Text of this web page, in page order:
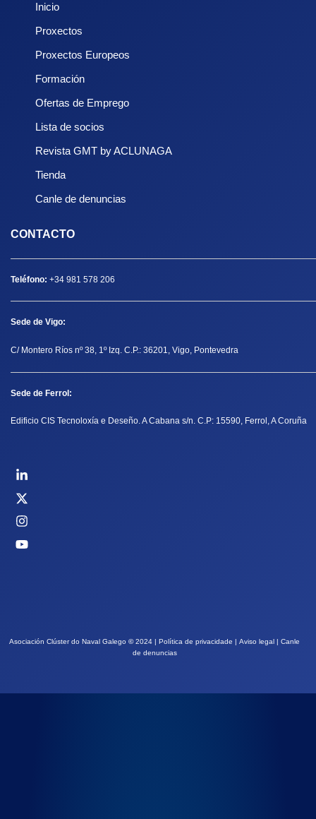
Inicio
Proxectos
Proxectos Europeos
Formación
Ofertas de Emprego
Lista de socios
Revista GMT by ACLUNAGA
Tienda
Canle de denuncias
CONTACTO
Teléfono: +34 981 578 206
Sede de Vigo:
C/ Montero Ríos nº 38, 1º Izq. C.P.: 36201, Vigo, Pontevedra
Sede de Ferrol:
Edificio CIS Tecnoloxía e Deseño. A Cabana s/n. C.P: 15590, Ferrol, A Coruña
Asociación Clúster do Naval Galego ©2024 | Política de privacidade Aviso legal
Canle
de denuncias